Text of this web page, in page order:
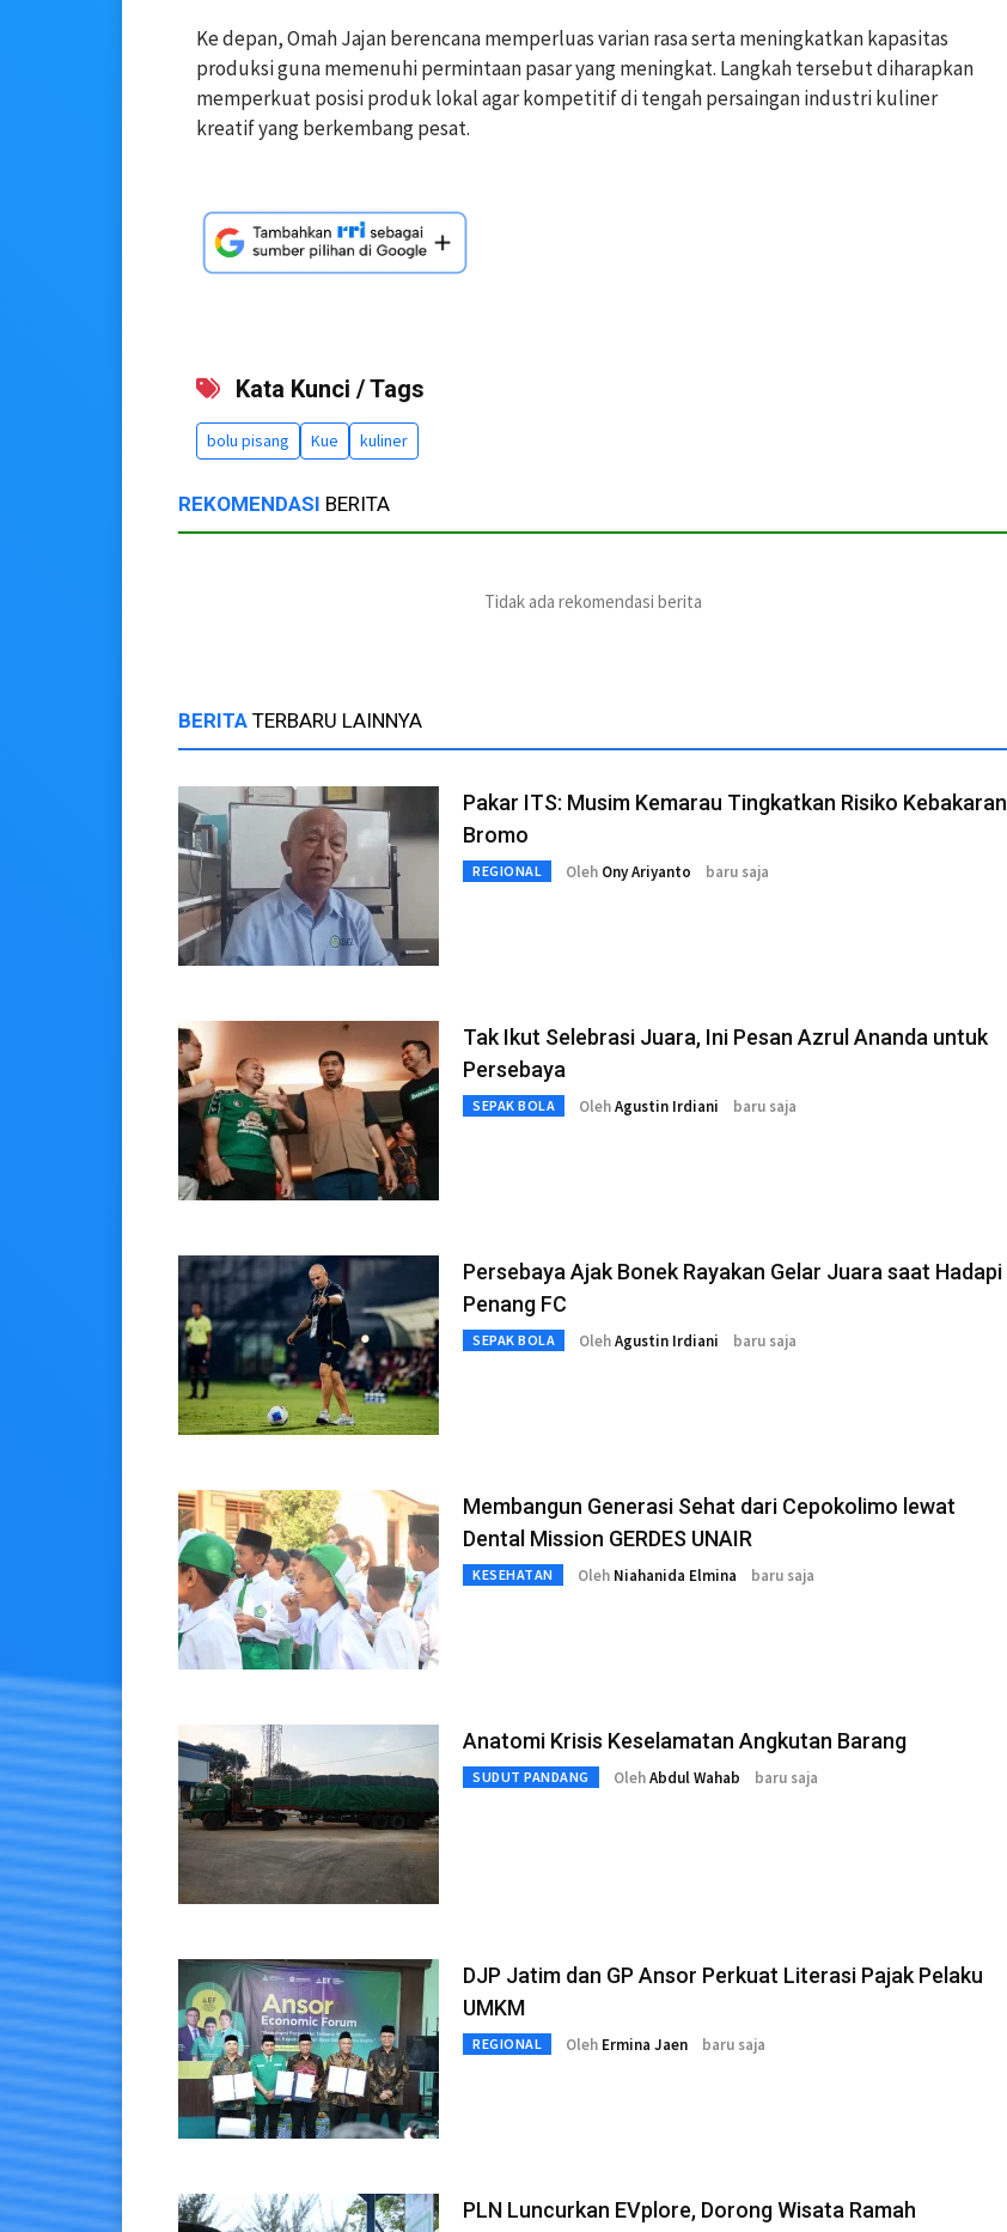
Ke depan, Omah Jajan berencana memperluas varian rasa serta meningkatkan kapasitas
produksi guna memenuhi permintaan pasar yang meningkat. Langkah tersebut diharapkan
memperkuat posisi produk lokal agar kompetitif di tengah persaingan industri kuliner
kreatif yang berkembang pesat.
Kata Kunci / Tags
bolu pisang Kue kuliner
REKOMENDASI BERITA
Tidak ada rekomendasi berita
BERITA TERBARU LAINNYA
Pakar ITS: Musim Kemarau Tingkatkan Risiko Kebakaran
Bromo
REGIONAL Oleh Ony Ariyanto baru saja
Tak Ikut Selebrasi Juara, Ini Pesan Azrul Ananda untuk
Persebaya
SEPAK BOLA OlehAgustin Irdiani baru saja
Persebaya Ajak Bonek Rayakan Gelar Juara saat Hadapi
Penang FC
SEPAK BOLA OlehAgustin Irdiani baru saja
Membangun Generasi Sehat dari Cepokolimo lewat
Dental Mission GERDES UNAIR
KESEHATAN Oleh Niahanida Elmina baru saja
Anatomi Krisis Keselamatan Angkutan Barang
SUDUT PANDANG OlehAbdul Wahab baru saja
DJP Jatim dan GP Ansor Perkuat Literasi Pajak Pelaku
UMKM
REGIONAL Oleh Ermina Jaen baru saja
PLN Luncurkan EVplore, Dorong Wisata Ramah